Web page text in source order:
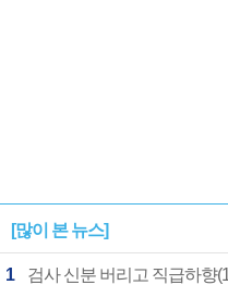
[많이 본 뉴스]
1